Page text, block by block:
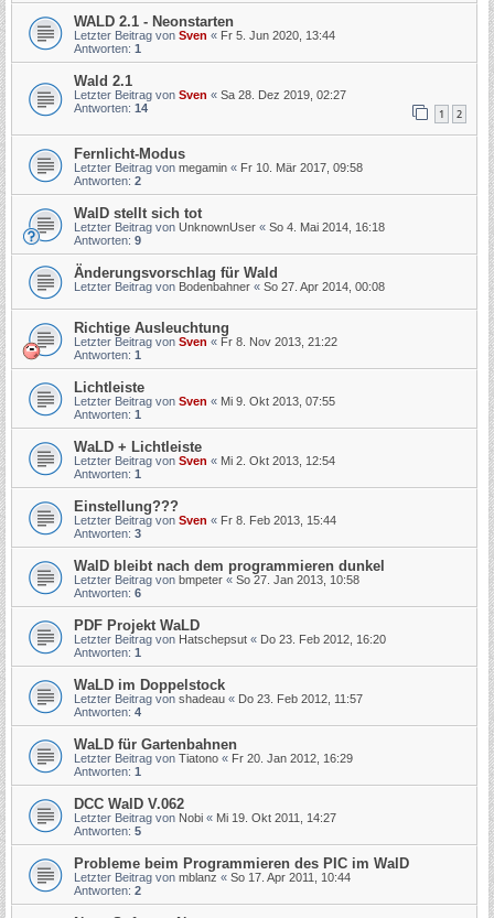
WALD 2.1 - Neonstarten
Letzter Beitrag von Sven « Fr 5. Jun 2020, 13:44
Antworten: 1
Wald 2.1
Letzter Beitrag von Sven « Sa 28. Dez 2019, 02:27
Antworten: 14 1 2
Fernlicht-Modus
Letzter Beitrag von megamin « Fr 10. Mär 2017, 09:58
Antworten: 2
WalD stellt sich tot
Letzter Beitrag von UnknownUser « So 4. Mai 2014, 16:18
Antworten: 9
Änderungsvorschlag für Wald
Letzter Beitrag von Bodenbahner « So 27. Apr 2014, 00:08
Richtige Ausleuchtung
Letzter Beitrag von Sven « Fr 8. Nov 2013, 21:22
Antworten: 1
Lichtleiste
Letzter Beitrag von Sven « Mi 9. Okt 2013, 07:55
Antworten: 1
WaLD + Lichtleiste
Letzter Beitrag von Sven « Mi 2. Okt 2013, 12:54
Antworten: 1
Einstellung???
Letzter Beitrag von Sven « Fr 8. Feb 2013, 15:44
Antworten: 3
WalD bleibt nach dem programmieren dunkel
Letzter Beitrag von bmpeter « So 27. Jan 2013, 10:58
Antworten: 6
PDF Projekt WaLD
Letzter Beitrag von Hatschepsut « Do 23. Feb 2012, 16:20
Antworten: 1
WaLD im Doppelstock
Letzter Beitrag von shadeau « Do 23. Feb 2012, 11:57
Antworten: 4
WaLD für Gartenbahnen
Letzter Beitrag von Tiatono « Fr 20. Jan 2012, 16:29
Antworten: 1
DCC WalD V.062
Letzter Beitrag von Nobi « Mi 19. Okt 2011, 14:27
Antworten: 5
Probleme beim Programmieren des PIC im WalD
Letzter Beitrag von mblanz « So 17. Apr 2011, 10:44
Antworten: 2